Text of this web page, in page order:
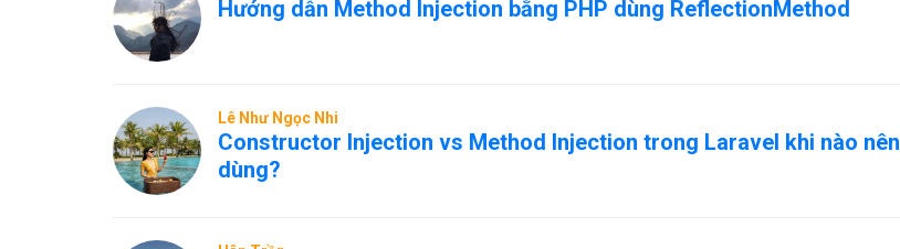
Hướng dẫn Method Injection bằng PHP dùng ReflectionMethod
Lê Như Ngọc Nhi
Constructor Injection vs Method Injection trong Laravel khi nào nên
dùng?